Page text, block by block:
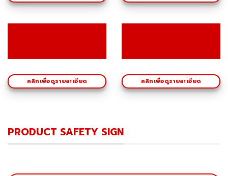
คลิกเพื่อดูรายละเอียด คลิกเพื่อดูรายละเอียด
PRODUCT SAFETY SIGN